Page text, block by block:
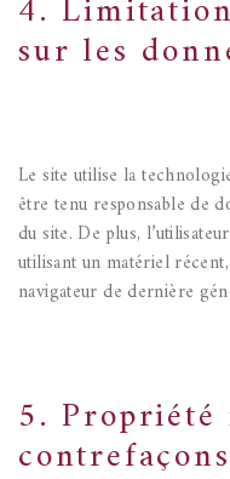
4.
sur les
Le site utilise la
être tenu responsable de
du site. De plus,
utilisant un matériel
navigateur de dernière
5.